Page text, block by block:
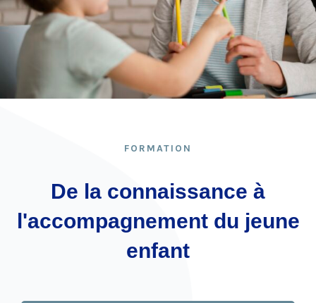
FORMATION
De la connaissance à
l'accompagnement du jeune
enfant